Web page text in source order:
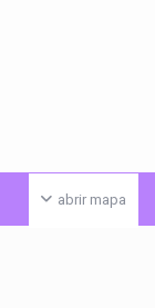
abrir mapa